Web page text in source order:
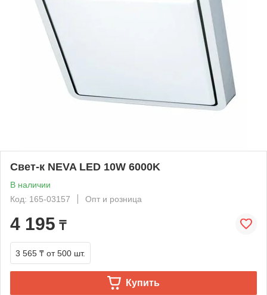
Свет-к NEVA LED 10W 6000K
В наличии
Код: 165-03157
Опт и розница
4 195 ₸
3 565 ₸ от 500 шт.
Купить